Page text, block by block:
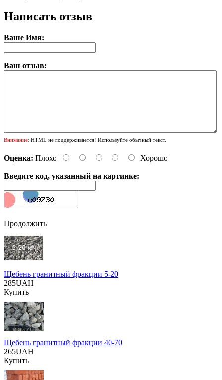
Написать отзыв
Ваше Имя:
Ваш отзыв:
Внимание: HTML не поддерживается! Используйте обычный текст.
Оценка: Плохо Хорошо
Введите код, указанный на картинке:
Продолжить
Щебень гранитный фракции 5-20
285UAH
Купить
Щебень гранитный фракции 40-70
265UAH
Купить